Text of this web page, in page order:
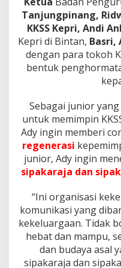
Tanjungpinang,
KKSS Kepri, Andi
Kepri di Bintan, Basri,
dengan para tokoh
bentuk
Sebagai junior
untuk memimpin
Ady ingin memberi
regenerasi
junior, Ady ingin
sipakaraja dan
“Ini organisasi
komunikasi yang
kekeluargaan. Tidak
hebat dan mampu,
dan budaya asal
sipakaraja dan